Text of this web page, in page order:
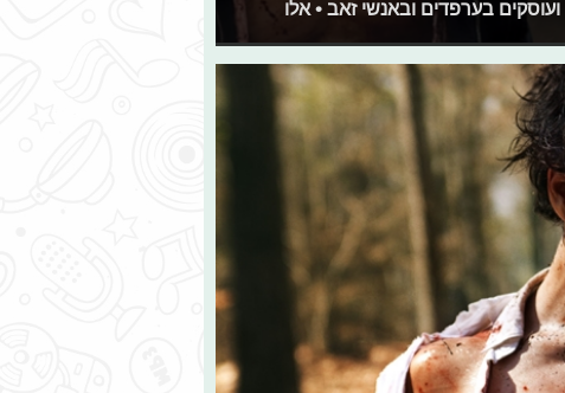
בערפדים ובאנשי זאב • אלו